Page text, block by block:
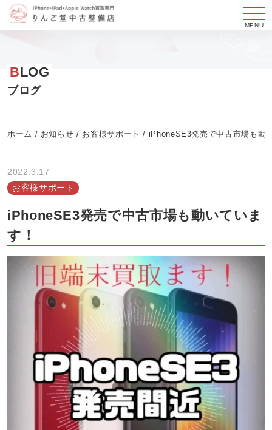
ン
ス
ッ
プ
る
メ
BLOG
ブログ
ホーム / お知らせ / お客様サポート / iPhoneSE3発売で中古市場も動
2022.3.17
お客様サポート
iPhoneSE3発売で中古市場も動いていま
す！